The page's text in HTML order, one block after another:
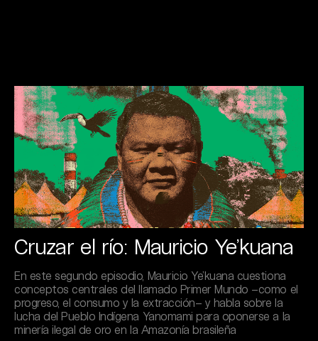
Cruzar el río: Mauricio Ye’kuana
En este segundo episodio, Mauricio Ye’kuana cuestiona
conceptos centrales del llamado Primer Mundo –como el
progreso, el consumo y la extracción– y habla sobre la
lucha del Pueblo Indígena Yanomami para oponerse a la
minería ilegal de oro en la Amazonía brasileña